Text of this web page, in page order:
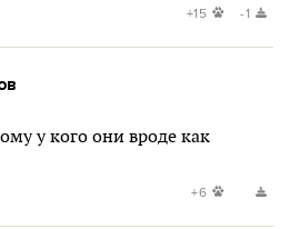
+15 -1
у кого они вроде как
+6